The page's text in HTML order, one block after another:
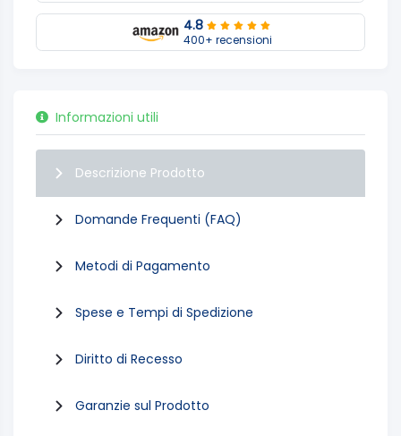
4.8
400+ recensioni
Informazioni utili
Descrizione Prodotto
Domande Frequenti (FAQ)
Metodi di Pagamento
Spese e Tempi di Spedizione
Diritto di Recesso
Garanzie sul Prodotto